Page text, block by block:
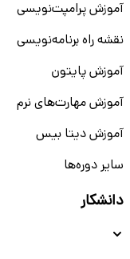
آموزش پرامپت‌نویسی
نقشه راه برنامه‌نویسی
آموزش پایتون
آموزش مهارت‌های نرم
آموزش دیتا بیس
سایر دوره‌ها
دانشکار